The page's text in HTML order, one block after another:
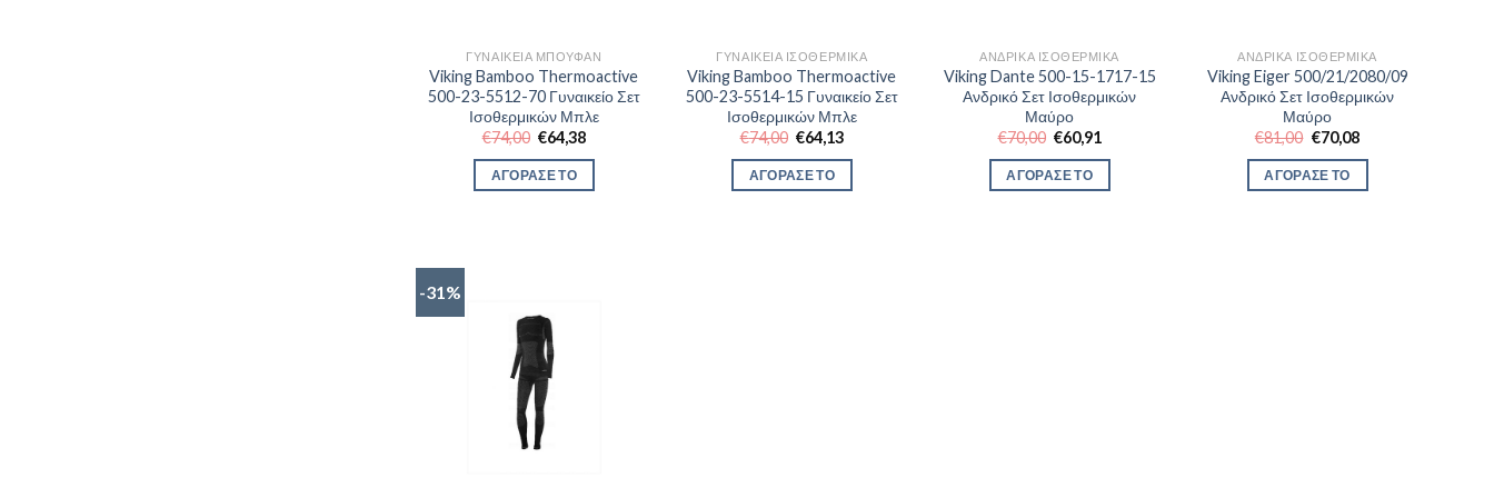
ΓΥΝΑΙΚΕΊΑ ΜΠΟΥΦΆΝ
Viking Bamboo Thermoactive
500-23-5512-70 Γυναικείο Σετ
Ισοθερμικών Μπλε
€74,00 Original
price
was:
€74,00.
€64,38Η
τιμή
ΑΓΟΡΑΣΕ ΤΟ
ΓΥΝΑΙΚΕΊΑ ΙΣΟΘΕΡΜΙΚΆ
Viking Bamboo Thermoactive
500-23-5514-15 Γυναικείο Σετ
Ισοθερμικών Μπλε
€74,00 Original
price
was:
€74,00.
€64,13Η
τιμή
ΑΓΟΡΑΣΕ ΤΟ
ΑΝΔΡΙΚΆ ΙΣΟΘΕΡΜΙΚΆ
Viking Dante 500-15-1717-15
Ανδρικό Σετ Ισοθερμικών
Μαύρο
€70,00 Original
price
was:
€70,00.
€60,91
τιμή
ΑΓΟΡΑΣΕ ΤΟ
ΑΝΔΡΙΚΆ ΙΣΟΘΕΡΜΙΚΆ
Viking Eiger 500/21/2080/09
Ανδρικό Σετ Ισοθερμικών
Μαύρο
€81,00 Original
price
was:
€81,00.
€70,08Η
τιμή
ΑΓΟΡΑΣΕ ΤΟ
-31%